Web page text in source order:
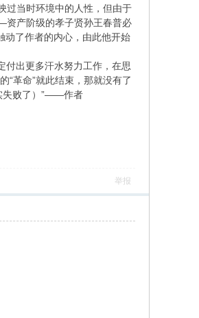
过当时环境中的人性，但由于
资产阶级的孝子贤孙王春普必
动了作者的内心，由此他开始
出更多汗水努力工作，在思
“革命”就此结束，那就没有了
失败了）”——作者
举报